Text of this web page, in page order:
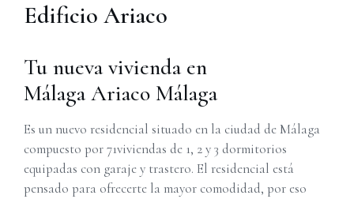
Edificio Ariaco
Tu nueva vivienda en
Málaga Ariaco Málaga
Es un nuevo residencial situado en la ciudad de Málaga
compuesto por 71viviendas de 1, 2 y 3 dormitorios
equipadas con garaje y trastero. El residencial está
pensado para ofrecerte la mayor comodidad, por eso